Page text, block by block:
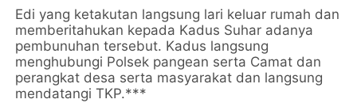
Edi yang ketakutan langsung lari keluar rumah dan
memberitahukan kepada Kadus Suhar adanya
pembunuhan tersebut. Kadus langsung
menghubungi Polsek pangean serta Camat dan
perangkat desa serta masyarakat dan langsung
mendatangi TKP.***